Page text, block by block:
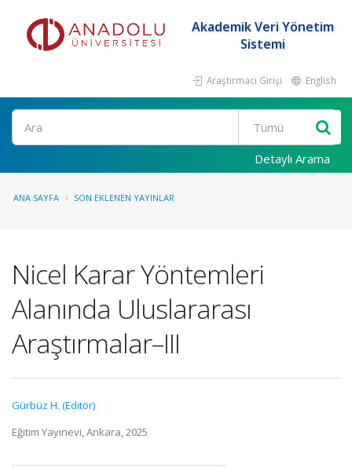
Akademik Veri Yönetim
Sistemi
Araştırmacı Girişi English
Ara
Detaylı Arama
ANA SAYFA SON EKLENEN YAYINLAR
Nicel Karar Yöntemleri
Alanında Uluslararası
Araştırmalar–III
Gürbüz H. (Editör)
Eğitim Yayınevi, Ankara, 2025